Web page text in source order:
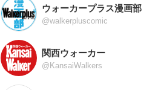
ウォーカープラス漫画部
@walkerpluscomic
関西ウォーカー
@KansaiWalkers